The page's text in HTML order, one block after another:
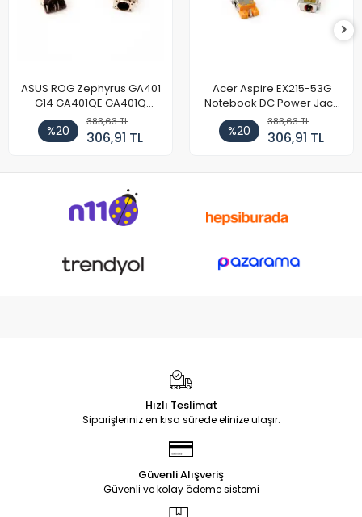
ASUS ROG Zephyrus GA401
G14 GA401QE GA401Q
GA402 GA402R GA402RK
HQ058T GA503QR GA503QS
GA503QM GA503QE GX650
Soketi
%20
383,63 TL
306,91 TL
Acer Aspire EX215-53G
Notebook DC Power Jack
Soket
%20
383,63 TL
306,91 TL
Hızlı Teslimat
Siparişleriniz en kısa sürede elinize ulaşır.
Güvenli Alışveriş
Güvenli ve kolay ödeme sistemi